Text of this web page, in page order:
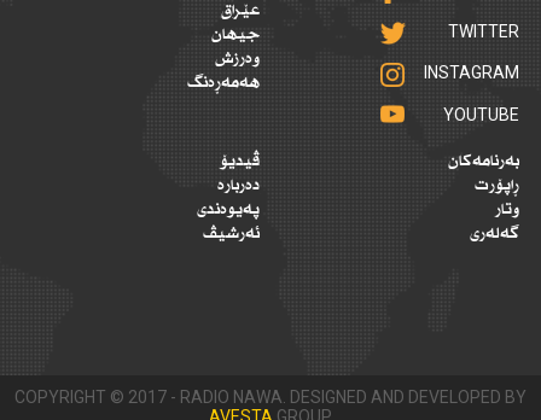
TWITTER
INSTAGRAM
YOUTUBE
عێراق
جیهان
وەرزش
هەمەڕەنگ
بەرنامەکان
ڕاپۆرت
وتار
گەلەری
ڤیدیۆ
دەربارە
پەیوەندی
ئەرشیڤ
COPYRIGHT © 2017 - RADIO NAWA. DESIGNED AND DEVELOPED BY